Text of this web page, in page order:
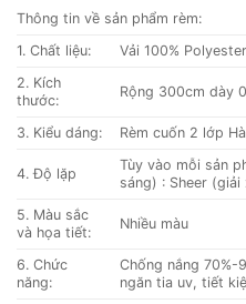
Thông tin về sản phẩm rèm:
1. Chất liệu:
Vải 100% Polyester
2. Kích
thước:
Rộng 300cm dày
3. Kiểu dáng: Rèm cuốn 2 lớp
4. Độ lặp
Tùy vào mỗi sản
sáng) : Sheer (giải
5. Màu sắc
và họa tiết:
Nhiều màu
6. Chức
năng:
Chống nắng 70%-
ngăn tia uv, tiết